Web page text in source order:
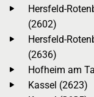
Hersfeld-
(2602)
Hersfeld-
(2636)
Hofheim am
Kassel (2623)